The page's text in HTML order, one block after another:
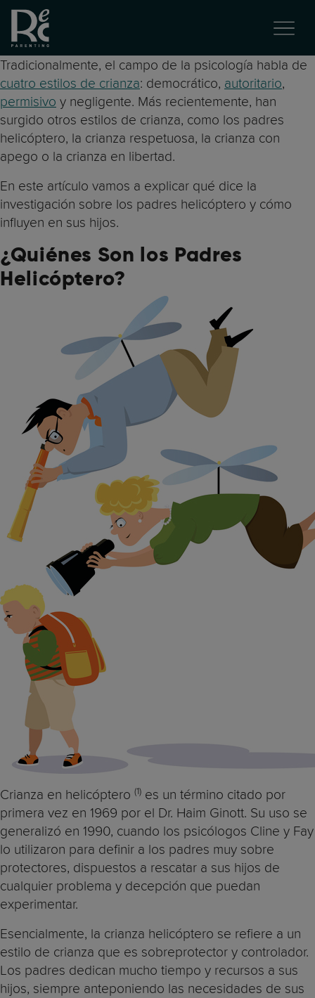
Tradicionalmente, el campo de la psicología habla de
cuatro estilos de crianza: democrático, autoritario,
permisivo y negligente. Más recientemente, han
surgido otros estilos de crianza, como los padres
helicóptero, la crianza respetuosa, la crianza con
apego o la crianza en libertad.
En este artículo vamos a explicar qué dice la
investigación sobre los padres helicóptero y cómo
influyen en sus hijos.
¿Quiénes Son los Padres
Helicóptero?
Crianza en helicóptero (1) es un término citado por
primera vez en 1969 por el Dr. Haim Ginott. Su uso se
generalizó en 1990, cuando los psicólogos Cline y Fay
lo utilizaron para definir a los padres muy sobre
protectores, dispuestos a rescatar a sus hijos de
cualquier problema y decepción que puedan
experimentar.
Esencialmente, la crianza helicóptero se refiere a un
estilo de crianza que es sobreprotector y controlador.
Los padres dedican mucho tiempo y recursos a sus
hijos, siempre anteponiendo las necesidades de sus